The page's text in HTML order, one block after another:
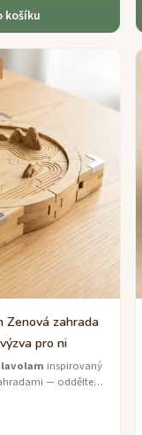
košíku
Zenová zahrada
pro ni
inspirovaný
— oddělte
pro meditační